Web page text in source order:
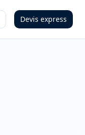
Devis express